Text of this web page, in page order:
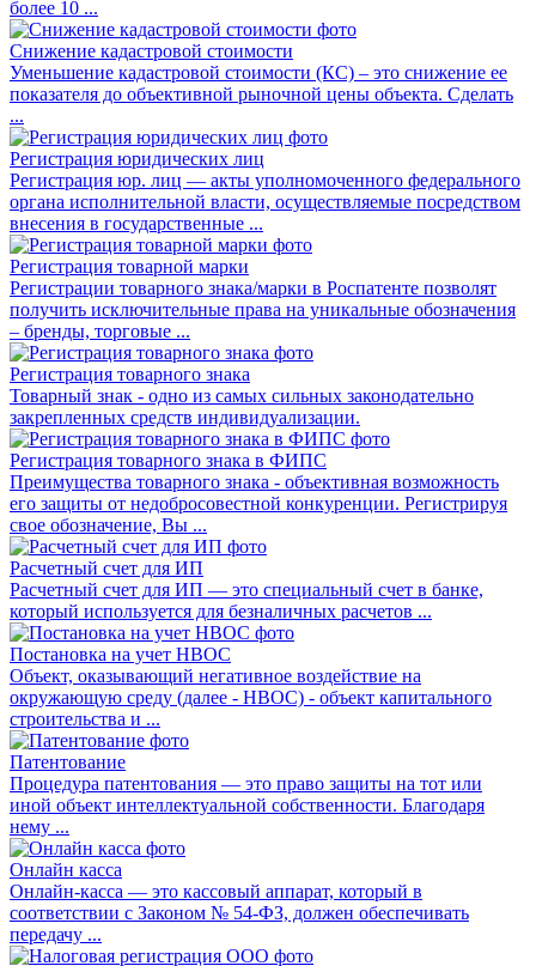
более 10 ...
Снижение кадастровой стоимости
Уменьшение кадастровой стоимости (КС) – это снижение ее
показателя до объективной рыночной цены объекта. Сделать
...
Регистрация юридических лиц
Регистрация юр. лиц — акты уполномоченного федерального
органа исполнительной власти, осуществляемые посредством
внесения в государственные ...
Регистрация товарной марки
Регистрации товарного знака/марки в Роспатенте позволят
получить исключительные права на уникальные обозначения
– бренды, торговые ...
Регистрация товарного знака
Товарный знак - одно из самых сильных законодательно
закрепленных средств индивидуализации.
Регистрация товарного знака в ФИПС
Преимущества товарного знака - объективная возможность
его защиты от недобросовестной конкуренции. Регистрируя
свое обозначение, Вы ...
Расчетный счет для ИП
Расчетный счет для ИП — это специальный счет в банке,
который используется для безналичных расчетов ...
Постановка на учет НВОС
Объект, оказывающий негативное воздействие на
окружающую среду (далее - НВОС) - объект капитального
строительства и ...
Патентование
Процедура патентования — это право защиты на тот или
иной объект интеллектуальной собственности. Благодаря
нему ...
Онлайн касса
Онлайн-касса — это кассовый аппарат, который в
соответствии с Законом № 54-ФЗ, должен обеспечивать
передачу ...